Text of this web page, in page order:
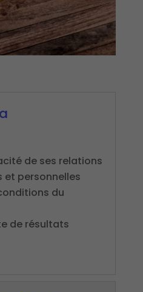
de ses relations
et personnelles
du
de résultats